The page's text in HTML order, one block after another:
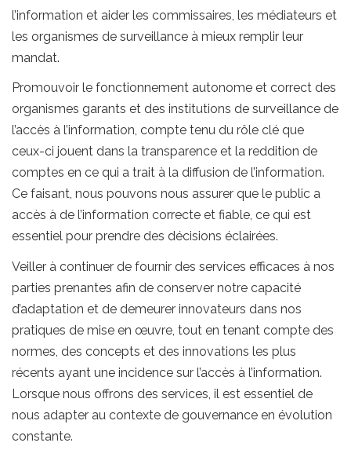
l’information et aider les commissaires, les médiateurs et
les organismes de surveillance à mieux remplir leur
mandat.
Promouvoir le fonctionnement autonome et correct des
organismes garants et des institutions de surveillance de
l’accès à l’information, compte tenu du rôle clé que
ceux-ci jouent dans la transparence et la reddition de
comptes en ce qui a trait à la diffusion de l’information.
Ce faisant, nous pouvons nous assurer que le public a
accès à de l’information correcte et fiable, ce qui est
essentiel pour prendre des décisions éclairées.
Veiller à continuer de fournir des services efficaces à nos
parties prenantes afin de conserver notre capacité
d’adaptation et de demeurer innovateurs dans nos
pratiques de mise en œuvre, tout en tenant compte des
normes, des concepts et des innovations les plus
récents ayant une incidence sur l’accès à l’information.
Lorsque nous offrons des services, il est essentiel de
nous adapter au contexte de gouvernance en évolution
constante.